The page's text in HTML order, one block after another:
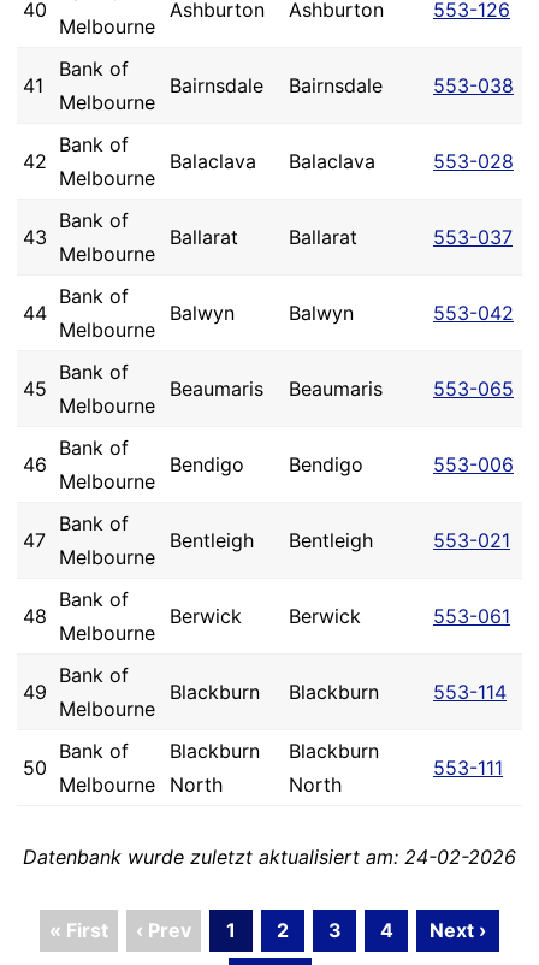
40
Melbourne
Ashburton Ashburton 553-126
41
Bank of
Melbourne
Bairnsdale Bairnsdale 553-038
42
Bank of
Melbourne
Balaclava Balaclava 553-028
43
Bank of
Melbourne
Ballarat Ballarat 553-037
44
Bank of
Melbourne
Balwyn Balwyn 553-042
45
Bank of
Melbourne
Beaumaris Beaumaris 553-065
46
Bank of
Melbourne
Bendigo Bendigo 553-006
47
Bank of
Melbourne
Bentleigh Bentleigh 553-021
48
Bank of
Melbourne
Berwick Berwick 553-061
49
Bank of
Melbourne
Blackburn Blackburn 553-114
50
Bank of
Melbourne
Blackburn
North
Blackburn
North
553-111
Datenbank wurde zuletzt aktualisiert am: 24-02-2026
« First ‹ Prev 1 2 3 4
Next ›